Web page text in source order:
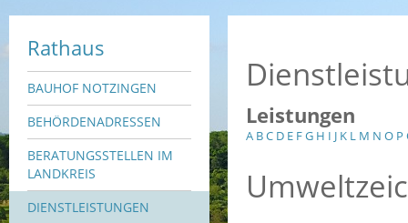
Rathaus
BAUHOF NOTZINGEN
BEHÖRDENADRESSEN
BERATUNGSSTELLEN IM
LANDKREIS
DIENSTLEISTUNGEN
Leistungen
A BC D E FG H I J K L M N O P